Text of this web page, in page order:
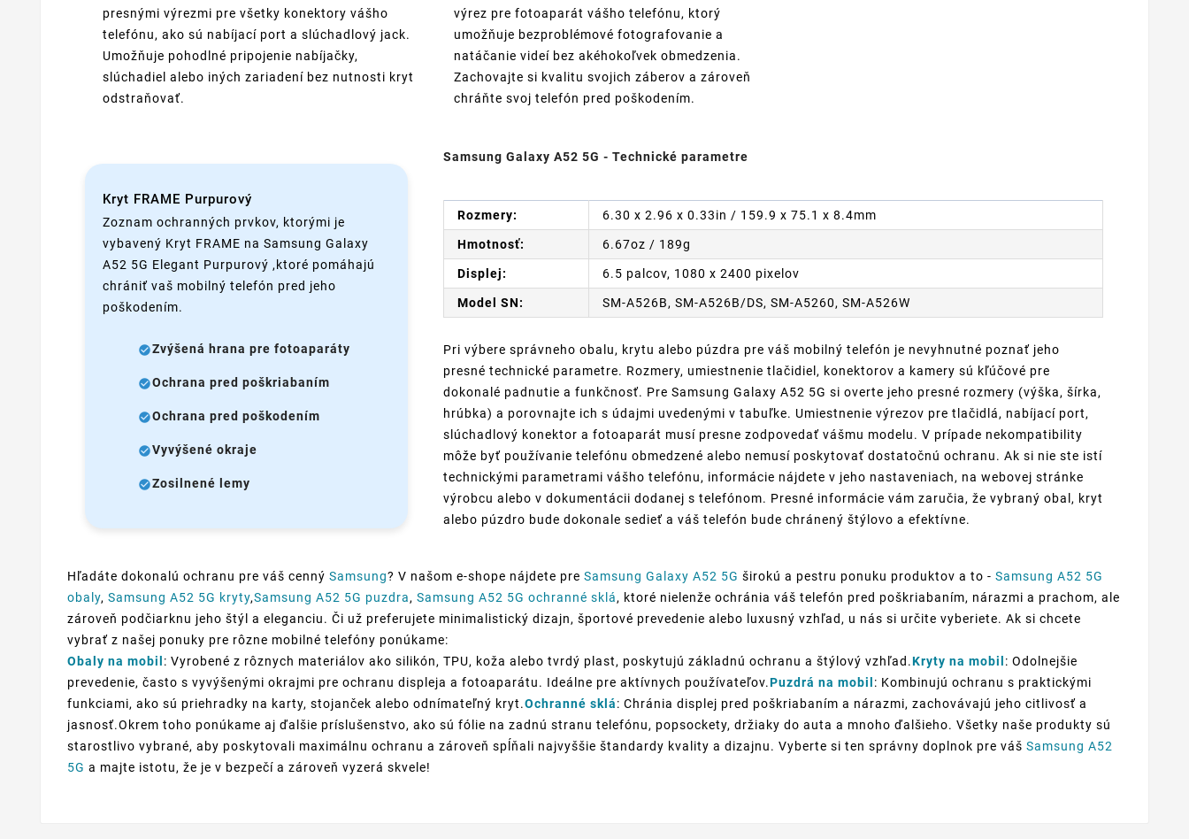
presnými výrezmi pre všetky konektory vášho
telefónu, ako sú nabíjací port a slúchadlový jack.
Umožňuje pohodlné pripojenie nabíjačky,
slúchadiel alebo iných zariadení bez nutnosti kryt
odstraňovať.
výrez pre fotoaparát vášho telefónu, ktorý
umožňuje bezproblémové fotografovanie a
natáčanie videí bez akéhokoľvek obmedzenia.
Zachovajte si kvalitu svojich záberov a zároveň
chráňte svoj telefón pred poškodením.
Kryt FRAME Purpurový
Zoznam ochranných prvkov, ktorými je
vybavený Kryt FRAME na Samsung Galaxy
A52 5G Elegant Purpurový ,ktoré pomáhajú
chrániť vaš mobilný telefón pred jeho
poškodením.
Zvýšená hrana pre fotoaparáty
Ochrana pred poškriabaním
Ochrana pred poškodením
Vyvýšené okraje
Zosilnené lemy
Samsung Galaxy A52 5G - Technické parametre
Rozmery: 6.30 x 2.96 x 0.33in / 159.9 x 75.1 x 8.4mm
Hmotnosť: 6.67oz / 189g
Displej: 6.5 palcov, 1080 x 2400 pixelov
Model SN: SM-A526B, SM-A526B/DS, SM-A5260, SM-A526W
Pri výbere správneho obalu, krytu alebo púzdra pre váš mobilný telefón je nevyhnutné poznať jeho
presné technické parametre. Rozmery, umiestnenie tlačidiel, konektorov a kamery sú kľúčové pre
dokonalé padnutie a funkčnosť. Pre Samsung Galaxy A52 5G si overte jeho presné rozmery (výška, šírka,
hrúbka) a porovnajte ich s údajmi uvedenými v tabuľke. Umiestnenie výrezov pre tlačidlá, nabíjací port,
slúchadlový konektor a fotoaparát musí presne zodpovedať vášmu modelu. V prípade nekompatibility
môže byť používanie telefónu obmedzené alebo nemusí poskytovať dostatočnú ochranu. Ak si nie ste istí
technickými parametrami vášho telefónu, informácie nájdete v jeho nastaveniach, na webovej stránke
výrobcu alebo v dokumentácii dodanej s telefónom. Presné informácie vám zaručia, že vybraný obal, kryt
alebo púzdro bude dokonale sedieť a váš telefón bude chránený štýlovo a efektívne.
Hľadáte dokonalú ochranu pre váš cenný Samsung? V našom e-shope nájdete pre Samsung Galaxy A52 5G širokú a pestru ponuku produktov a to - Samsung A52 5G
obaly, Samsung A52 5G kryty,Samsung A52 5G puzdra, Samsung A52 5G ochranné sklá, ktoré nielenže ochránia váš telefón pred poškriabaním, nárazmi a prachom, ale
zároveň podčiarknu jeho štýl a eleganciu. Či už preferujete minimalistický dizajn, športové prevedenie alebo luxusný vzhľad, u nás si určite vyberiete. Ak si chcete
vybrať z našej ponuky pre rôzne mobilné telefóny ponúkame:
Obaly na mobil : Vyrobené z rôznych materiálov ako silikón, TPU, koža alebo tvrdý plast, poskytujú základnú ochranu a štýlový vzhľad.Kryty na mobil : Odolnejšie
prevedenie, často s vyvýšenými okrajmi pre ochranu displeja a fotoaparátu. Ideálne pre aktívnych používateľov.Puzdrá na mobil : Kombinujú ochranu s praktickými
funkciami, ako sú priehradky na karty, stojanček alebo odnímateľný kryt.Ochranné sklá: Chránia displej pred poškriabaním a nárazmi, zachovávajú jeho citlivosť a
jasnosť.Okrem toho ponúkame aj ďalšie príslušenstvo, ako sú fólie na zadnú stranu telefónu, popsockety, držiaky do auta a mnoho ďalšieho. Všetky naše produkty sú
starostlivo vybrané, aby poskytovali maximálnu ochranu a zároveň spĺňali najvyššie štandardy kvality a dizajnu. Vyberte si ten správny doplnok pre váš Samsung A52
5G a majte istotu, že je v bezpečí a zároveň vyzerá skvele!